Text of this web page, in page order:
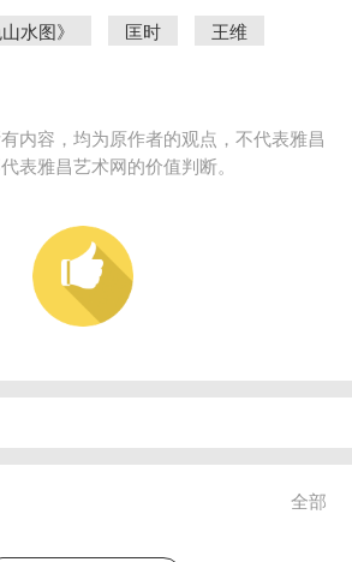
水图》 匡时 王维
内容，均为原作者的观点，不代表雅昌
表雅昌艺术网的价值判断。
全部